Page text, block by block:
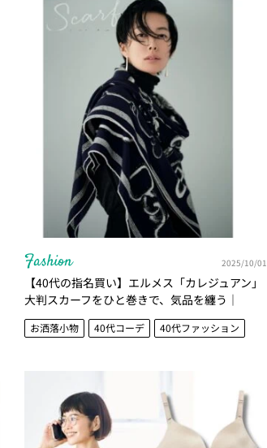
Fashion 2025/10/01
【40代の指名買い】エルメス「カレジュアン」
大判スカーフをひと巻きで、気品を纏う｜
お洒落小物 40代コーデ 40代ファッション